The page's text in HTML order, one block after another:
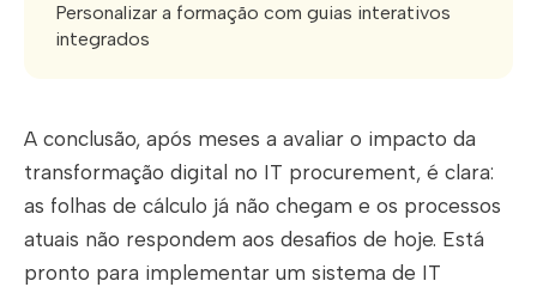
Personalizar a formação com guias interativos
integrados
A conclusão, após meses a avaliar o impacto da
transformação digital no IT procurement, é clara:
as folhas de cálculo já não chegam e os processos
atuais não respondem aos desafios de hoje. Está
pronto para implementar um sistema de IT